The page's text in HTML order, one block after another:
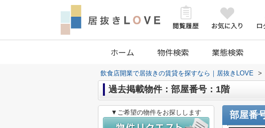
ホーム 物件検索 業態検索
飲食店開業で居抜きの賃貸を探すなら｜居抜きLOVE >
過去掲載物件：部屋番号：1階
部屋番
▼ご希望の物件をお探しします